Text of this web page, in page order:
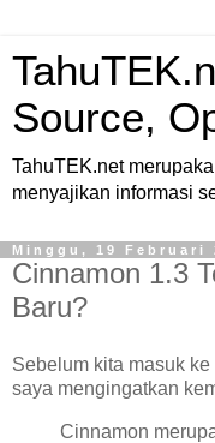
Source,
TahuTEK.net
menyajikan informasi
Minggu, 19 Februari
Cinnamon 1.3
Baru?
Sebelum kita masuk
saya mengingatkan
Cinnamon